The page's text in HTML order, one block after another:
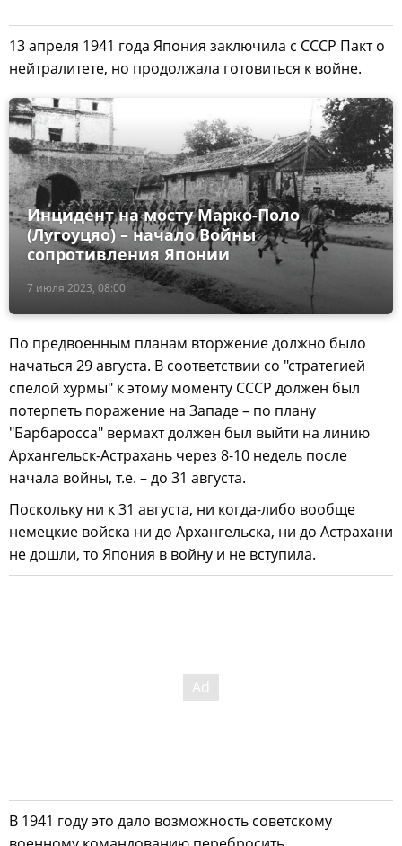
13 апреля 1941 года Япония заключила с СССР Пакт о
нейтралитете, но продолжала готовиться к войне.
7 июля 2023, 08:00
Инцидент на мосту Марко-Поло
(Лугоуцяо) – начало Войны
сопротивления Японии
По предвоенным планам вторжение должно было
начаться 29 августа. В соответствии со "стратегией
спелой хурмы" к этому моменту СССР должен был
потерпеть поражение на Западе – по плану
"Барбаросса" вермахт должен был выйти на линию
Архангельск-Астрахань через 8-10 недель после
начала войны, т.е. – до 31 августа.
Поскольку ни к 31 августа, ни когда-либо вообще
немецкие войска ни до Архангельска, ни до Астрахани
не дошли, то Япония в войну и не вступила.
В 1941 году это дало возможность советскому